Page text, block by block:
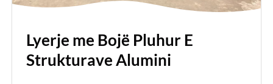
Lyerje me Bojë Pluhur E
Strukturave Alumini